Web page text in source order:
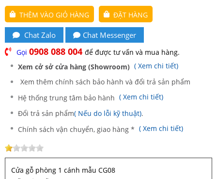
THÊM VÀO GIỎ HÀNG ĐẶT HÀNG
Chat Zalo Chat Messenger
Gọi 0908 088 004 để được tư vấn và mua hàng.
Xem cở sở cửa hàng (Showroom) ( Xem chi tiết)
Xem thêm chính sách bảo hành và đổi trả sản phẩm
Hệ thống trung tâm bảo hành ( Xem chi tiết)
Đổi trả sản phẩm( Nếu do lỗi kỹ thuật).
Chính sách vận chuyển, giao hàng * ( Xem chi tiết)
Cửa gỗ phòng 1 cánh mẫu CG08